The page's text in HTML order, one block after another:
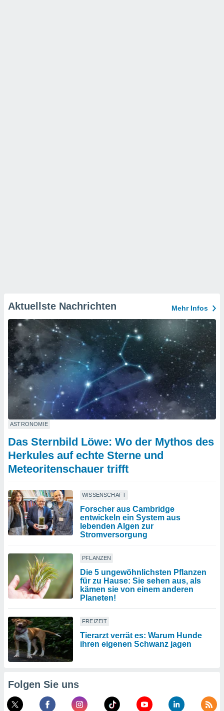
Aktuellste Nachrichten Mehr Infos
ASTRONOMIE
Das Sternbild Löwe: Wo der Mythos des
Herkules auf echte Sterne und
Meteoritenschauer trifft
WISSENSCHAFT
Forscher aus Cambridge
entwickeln ein System aus
lebenden Algen zur
Stromversorgung
PFLANZEN
Die 5 ungewöhnlichsten Pflanzen
für zu Hause: Sie sehen aus, als
kämen sie von einem anderen
Planeten!
FREIZEIT
Tierarzt verrät es: Warum Hunde
ihren eigenen Schwanz jagen
Folgen Sie uns